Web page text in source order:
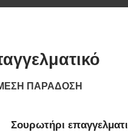
ΠΑΡΑΔΟΣΗ
Σουρωτήρι